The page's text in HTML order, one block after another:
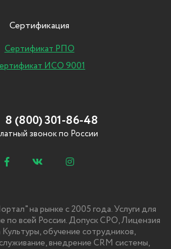
Сертификация
Сертификат РПО
ИСО 9001
8 (800) 301-86-48
звонок по России
на рынке с 2005 года. Услуги для
по всей России. Допуск СРО, Лицензия
обучение сотрудников,
внедрение CRM системы,